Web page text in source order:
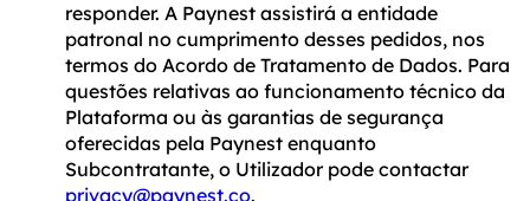
responder. A Paynest assistirá a entidade
patronal no cumprimento desses pedidos, nos
termos do Acordo de Tratamento de Dados. Para
questões relativas ao funcionamento técnico da
Plataforma ou às garantias de segurança
oferecidas pela Paynest enquanto
Subcontratante, o Utilizador pode contactar
privacy@paynest.co.